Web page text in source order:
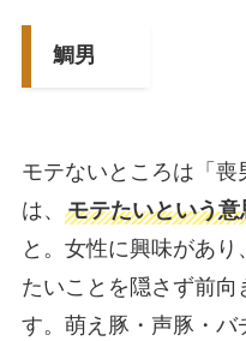
鯛男
モテないところは「
は、 モテたいという
と。女性に興味があ
たいことを隠さず前
す。萌え豚・声豚・バ